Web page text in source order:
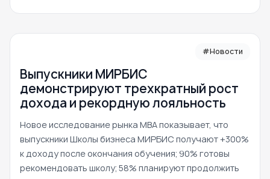
#Новости
Выпускники МИРБИС
демонстрируют трехкратный рост
дохода и рекордную лояльность
Новое исследование рынка MBA показывает, что
выпускники Школы бизнеса МИРБИС получают +300%
к доходу после окончания обучения; 90% готовы
рекомендовать школу; 58% планируют продолжить